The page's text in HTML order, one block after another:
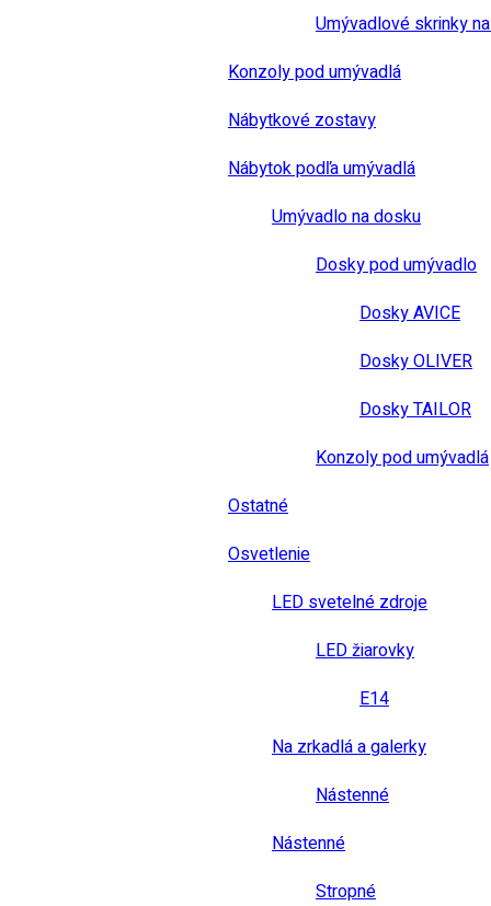
Umývadlové skrinky
Konzoly pod umývadlá
Nábytkové zostavy
Nábytok podľa umývadlá
Umývadlo na dosku
Dosky pod umývadlo
Dosky AVICE
Dosky OLIVER
Dosky TAILOR
Konzoly pod umývadlá
Ostatné
Osvetlenie
LED svetelné zdroje
LED žiarovky
E14
Na zrkadlá a galerky
Nástenné
Nástenné
Stropné